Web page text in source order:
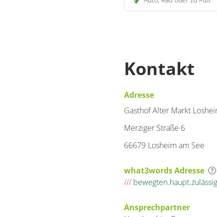
Kontakt
Adresse
Gasthof Alter Markt
Merziger Straße 6
66679 Losheim am See
what3words Adresse
///
Ansprechpartner